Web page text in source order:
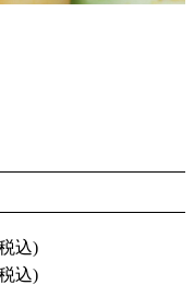
込)
込)